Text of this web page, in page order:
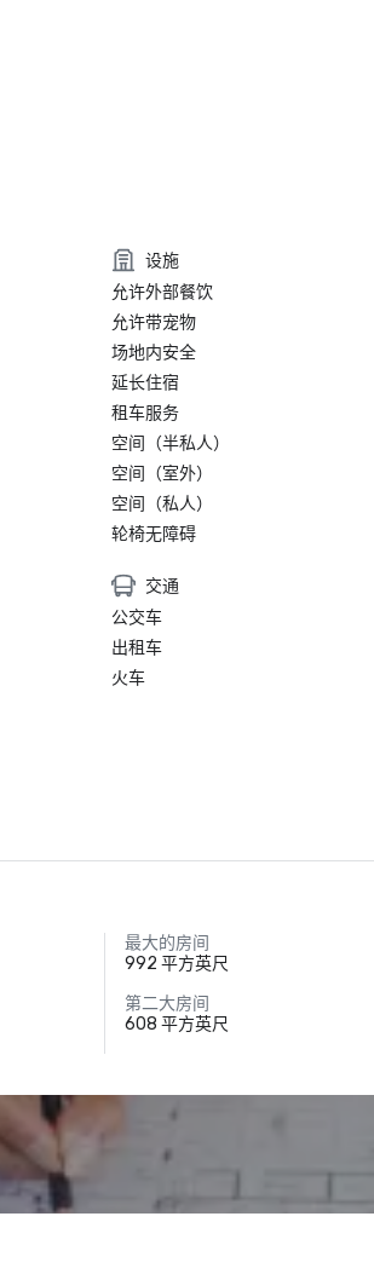
设施
允许外部餐饮
允许带宠物
场地内安全
延长住宿
租车服务
空间（半私人）
空间（室外）
空间（私人）
轮椅无障碍
交通
公交车
出租车
火车
最大的房间
992 平方英尺
第二大房间
608 平方英尺